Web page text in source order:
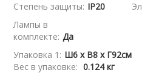
Степень защиты: IP20
Лампы в
комплекте: Да
Упаковка 1: Ш6 x В8 x Г92см
Вес в упаковке: 0.124 кг